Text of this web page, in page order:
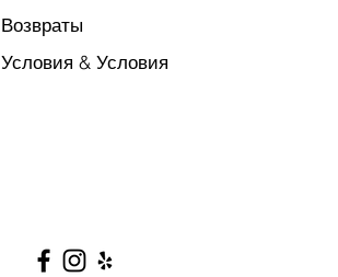
Возвраты
Условия & Условия